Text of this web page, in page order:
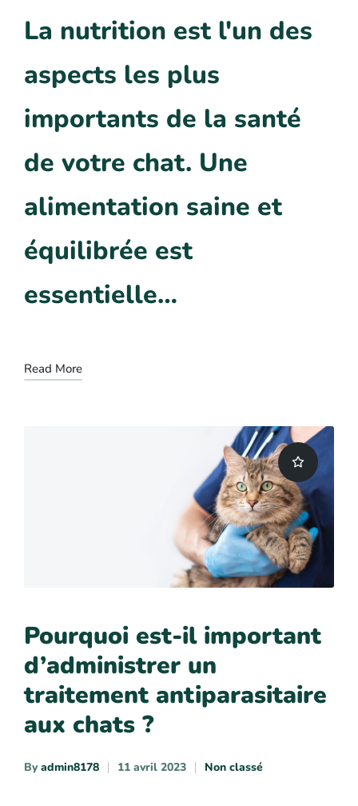
La nutrition est l'un des
aspects les plus
importants de la santé
de votre chat. Une
alimentation saine et
équilibrée est
essentielle…
Read More
Pourquoi est-il important
d’administrer un
traitement antiparasitaire
aux chats ?
By admin8178 11 avril 2023 Non classé